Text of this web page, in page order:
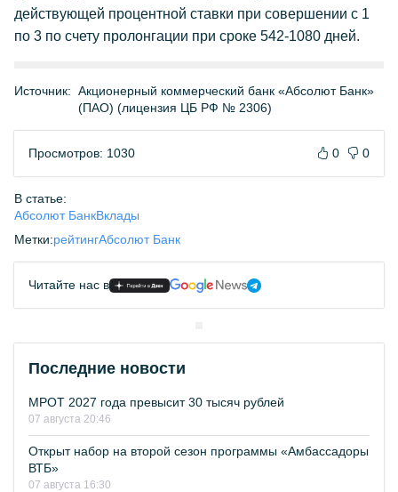
действующей процентной ставки при совершении с 1
по 3 по счету пролонгации при сроке 542-1080 дней.
Источник: Акционерный коммерческий банк «Абсолют Банк»
(ПАО) (лицензия ЦБ РФ № 2306)
Просмотров: 1030 0 0
В статье:
Абсолют БанкВклады
Метки:рейтингАбсолют Банк
Читайте нас в
Последние новости
МРОТ 2027 года превысит 30 тысяч рублей
07 августа 20:46
Открыт набор на второй сезон программы «Амбассадоры
ВТБ»
07 августа 16:30